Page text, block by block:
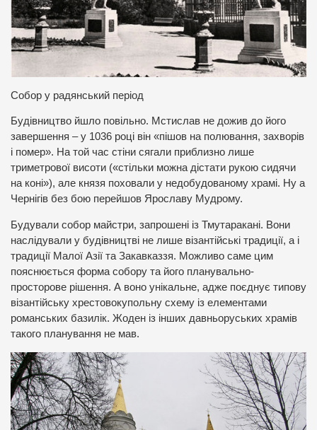
Собор у радянський період
Будівництво йшло повільно. Мстислав не дожив до його
завершення – у 1036 році він «пішов на полювання, захворів
і помер». На той час стіни сягали приблизно лише
триметрової висоти («стільки можна дістати рукою сидячи
на коні»), але князя поховали у недобудованому храмі. Ну а
Чернігів без бою перейшов Ярославу Мудрому.
Будували собор майстри, запрошені із Тмутаракані. Вони
наслідували у будівництві не лише візантійські традиції, а і
традиції Малої Азії та Закавказзя. Можливо саме цим
пояснюється форма собору та його планувально-
просторове рішення. А воно унікальне, адже поєднує типову
візантійську хрестовокупольну схему із елементами
романських базилік. Жоден із інших давньоруських храмів
такого планування не мав.